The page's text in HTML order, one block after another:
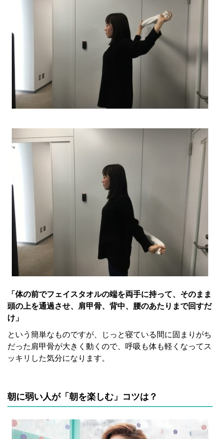
「体の前でフェイスタオルの端を両手に持って、そのまま
頭の上を通過させ、肩甲骨、背中、腰のあたりまで回すだ
け」
という簡単なものですが、じっと寝ている間に固まりがち
だった肩甲骨が大きく動くので、呼吸も体も軽くなってス
ッキリした気分になります。
朝に弱い人が「朝を楽しむ」コツは？